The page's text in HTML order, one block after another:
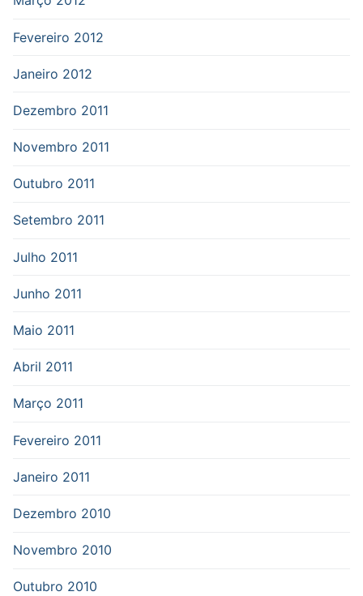
Fevereiro 2012
Janeiro 2012
Dezembro 2011
Novembro 2011
Outubro 2011
Setembro 2011
Julho 2011
Junho 2011
Maio 2011
Abril 2011
Março 2011
Fevereiro 2011
Janeiro 2011
Dezembro 2010
Novembro 2010
Outubro 2010